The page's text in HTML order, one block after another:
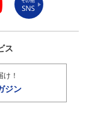
ス
！
ジン